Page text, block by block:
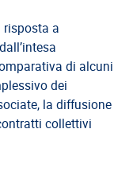
risposta a
di alcuni
dei
la diffusione
collettivi